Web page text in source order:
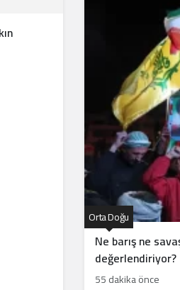
Ne barış ne
değerlendiriyor?
Orta Doğu
55 dakika önce